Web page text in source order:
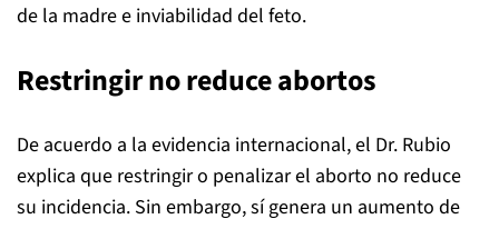
de la madre e inviabilidad del feto.
Restringir no reduce abortos
De acuerdo a la evidencia internacional, el Dr. Rubio
explica que restringir o penalizar el aborto no reduce
su incidencia. Sin embargo, sí genera un aumento de